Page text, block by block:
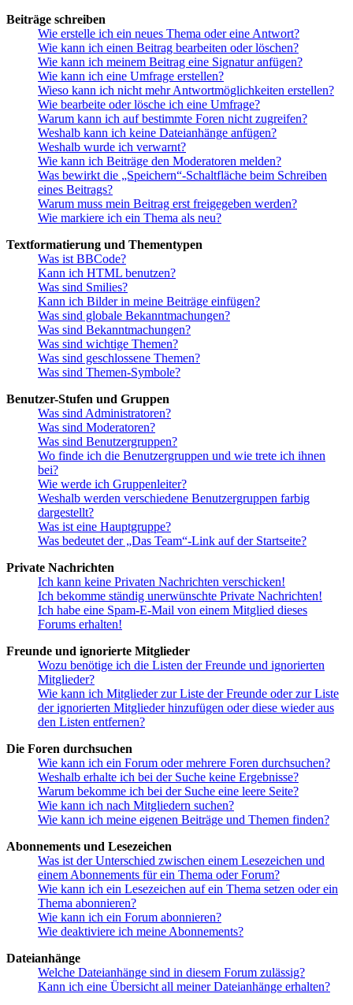
Beiträge schreiben
Wie erstelle ich ein neues Thema oder eine Antwort?
Wie kann ich einen Beitrag bearbeiten oder löschen?
Wie kann ich meinem Beitrag eine Signatur anfügen?
Wie kann ich eine Umfrage erstellen?
Wieso kann ich nicht mehr Antwortmöglichkeiten erstellen?
Wie bearbeite oder lösche ich eine Umfrage?
Warum kann ich auf bestimmte Foren nicht zugreifen?
Weshalb kann ich keine Dateianhänge anfügen?
Weshalb wurde ich verwarnt?
Wie kann ich Beiträge den Moderatoren melden?
Was bewirkt die „Speichern“-Schaltfläche beim Schreiben
eines Beitrags?
Warum muss mein Beitrag erst freigegeben werden?
Wie markiere ich ein Thema als neu?
Textformatierung und Thementypen
Was ist BBCode?
Kann ich HTML benutzen?
Was sind Smilies?
Kann ich Bilder in meine Beiträge einfügen?
Was sind globale Bekanntmachungen?
Was sind Bekanntmachungen?
Was sind wichtige Themen?
Was sind geschlossene Themen?
Was sind Themen-Symbole?
Benutzer-Stufen und Gruppen
Was sind Administratoren?
Was sind Moderatoren?
Was sind Benutzergruppen?
Wo finde ich die Benutzergruppen und wie trete ich ihnen
bei?
Wie werde ich Gruppenleiter?
Weshalb werden verschiedene Benutzergruppen farbig
dargestellt?
Was ist eine Hauptgruppe?
Was bedeutet der „Das Team“-Link auf der Startseite?
Private Nachrichten
Ich kann keine Privaten Nachrichten verschicken!
Ich bekomme ständig unerwünschte Private Nachrichten!
Ich habe eine Spam-E-Mail von einem Mitglied dieses
Forums erhalten!
Freunde und ignorierte Mitglieder
Wozu benötige ich die Listen der Freunde und ignorierten
Mitglieder?
Wie kann ich Mitglieder zur Liste der Freunde oder zur Liste
der ignorierten Mitglieder hinzufügen oder diese wieder aus
den Listen entfernen?
Die Foren durchsuchen
Wie kann ich ein Forum oder mehrere Foren durchsuchen?
Weshalb erhalte ich bei der Suche keine Ergebnisse?
Warum bekomme ich bei der Suche eine leere Seite?
Wie kann ich nach Mitgliedern suchen?
Wie kann ich meine eigenen Beiträge und Themen finden?
Abonnements und Lesezeichen
Was ist der Unterschied zwischen einem Lesezeichen und
einem Abonnements für ein Thema oder Forum?
Wie kann ich ein Lesezeichen auf ein Thema setzen oder ein
Thema abonnieren?
Wie kann ich ein Forum abonnieren?
Wie deaktiviere ich meine Abonnements?
Dateianhänge
Welche Dateianhänge sind in diesem Forum zulässig?
Kann ich eine Übersicht all meiner Dateianhänge erhalten?